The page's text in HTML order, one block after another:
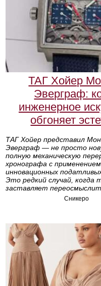
ТАГ Хойер
Эверграф:
инженерное
обгоняет
ТАГ Хойер представил
Эверграф — не просто
полную механическую
хронографа с применением
инновационных
Это редкий случай, когда
заставляет
Сникеро